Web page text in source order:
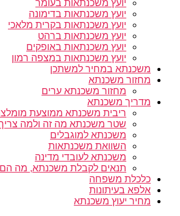
יועץ משכנתאות בעומר
יועץ משכנתאות בדימונה
יועץ משכנתאות בקרית מלאכי
יועץ משכנתאות ברהט
יועץ משכנתאות באופקים
יועץ משכנתאות במצפה רמון
משכנתא במחיר למשתכן
מחזור משכנתא
מחזור משכנתא ערים
מדריך משכנתא
ריבית משכנתא ממוצעת
שטר משכנתא מה זה ולמה
משכנתא למוגבלים
השוואת משכנתאות
משכנתא לעובדי מדינה
תנאים לקבלת משכנתא, מה
כלכלת משפחה
אלפא בעיתונות
מחיר יעוץ משכנתא